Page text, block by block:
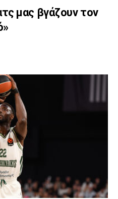
μας βγάζουν τον